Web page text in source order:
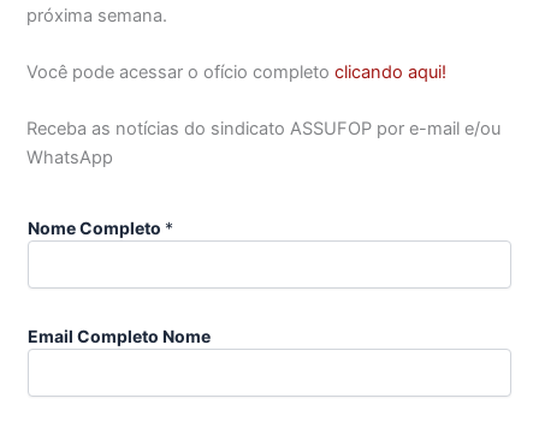
próxima semana.
Você pode acessar o ofício completoclicando aqui!
Receba as notícias do sindicato ASSUFOP por e-mail e/ou
WhatsApp
Nome Completo *
Email Completo Nome